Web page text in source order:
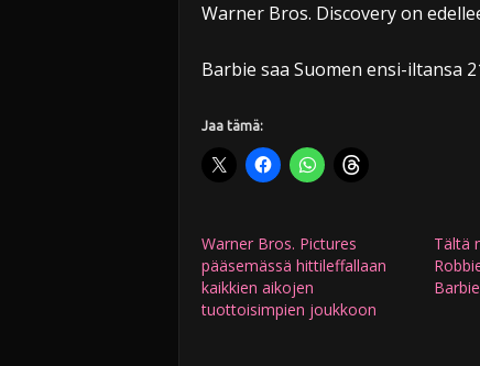
Warner Bros. Discovery on
Barbie saa Suomen ensi-iltansa
Jaa tämä:
Warner Bros. Pictures
pääsemässä hittileffallaan
kaikkien aikojen
tuottoisimpien joukkoon
Tältä